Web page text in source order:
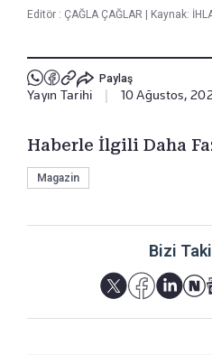
Editör : ÇAĞLA ÇAĞLAR | Kaynak:
Paylaş
Yayın Tarihi | 10 Ağustos,
Haberle İlgili Daha
Magazin
Bizi